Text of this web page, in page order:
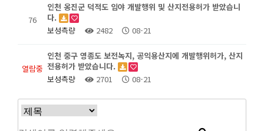
76
인천 옹진군 덕적도 임야 개발행위 및 산지전용허가 받았습니
다.
보성측량
2482 08-21
열람중
인천 중구 영종도 보전녹지, 공익용산지에 개발행위허가, 산지
전용허가 받았습니다.
보성측량
2701 08-21